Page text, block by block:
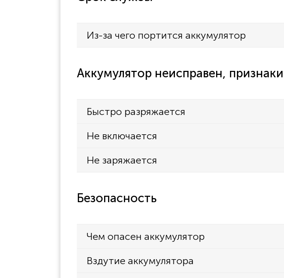
Из-за чего портится аккумулятор
Аккумулятор неисправен, признаки
Быстро разряжается
Не включается
Не заряжается
Безопасность
Чем опасен аккумулятор
Вздутие аккумулятора